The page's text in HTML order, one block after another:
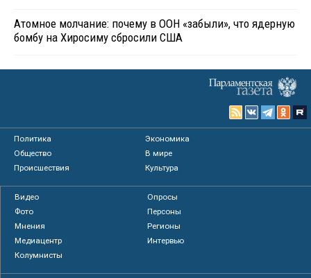
Атомное молчание: почему в ООН «забыли», что ядерную
бомбу на Хиросиму сбросили США
Политика
Экономика
Общество
В мире
Происшествия
Культура
Видео
Опросы
Фото
Персоны
Мнения
Регионы
Медиацентр
Интервью
Колумнисты